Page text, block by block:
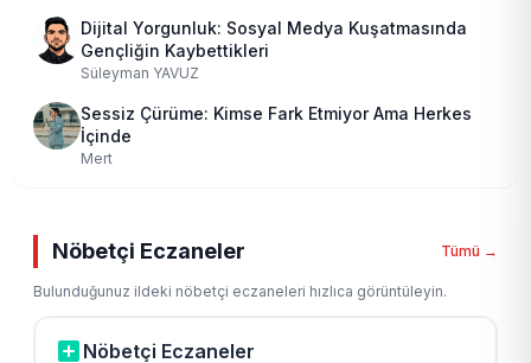
Dijital Yorgunluk: Sosyal Medya Kuşatmasında
Gençliğin Kaybettikleri
Süleyman YAVUZ
Sessiz Çürüme: Kimse Fark Etmiyor Ama Herkes
İçinde
Mert
Nöbetçi Eczaneler Tümü →
Bulunduğunuz ildeki nöbetçi eczaneleri hızlıca görüntüleyin.